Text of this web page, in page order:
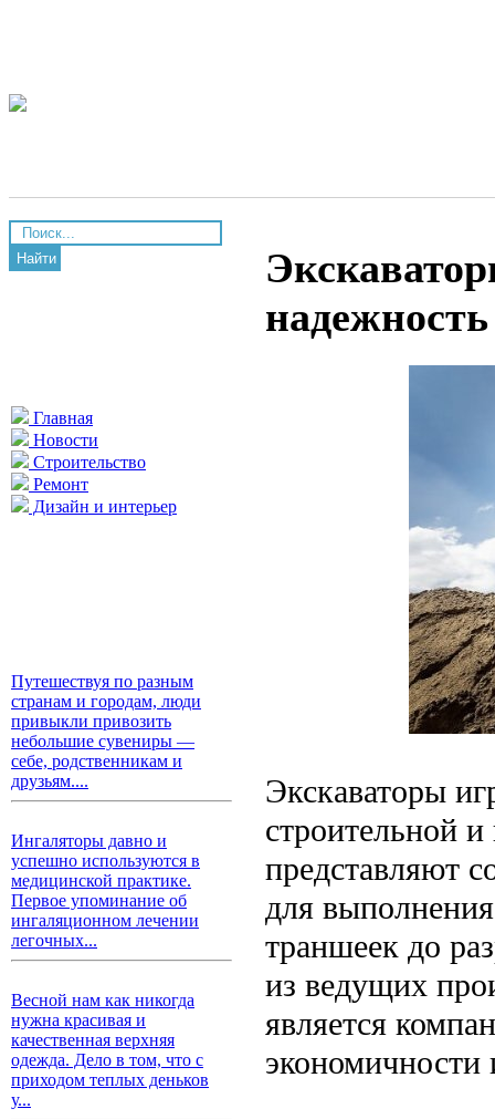
Найти
Главная
Новости
Строительство
Ремонт
Дизайн и интерьер
Путешествуя по разным
странам и городам, люди
привыкли привозить
небольшие сувениры —
себе, родственникам и
друзьям....
Ингаляторы давно и
успешно используются в
медицинской практике.
Первое упоминание об
ингаляционном лечении
легочных...
Весной нам как никогда
нужна красивая и
качественная верхняя
одежда. Дело в том, что с
приходом теплых деньков
у...
надежность
Экскаваторы
строительной
представляют
для
траншеек до
из ведущих
является
экономичности